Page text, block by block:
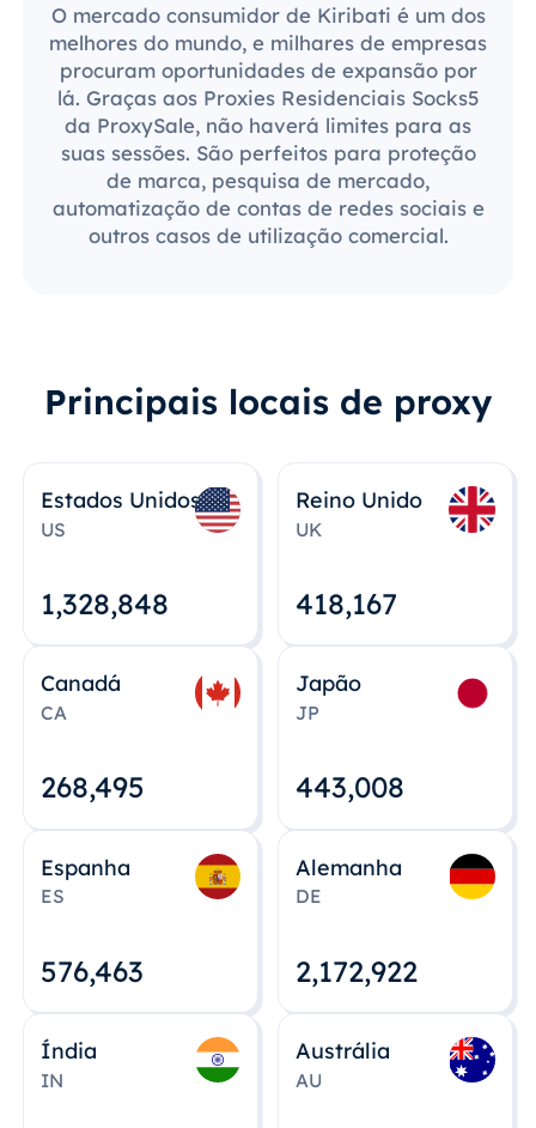
O mercado consumidor de Kiribati é um dos
melhores do mundo, e milhares de empresas
procuram oportunidades de expansão por
lá. Graças aos Proxies Residenciais Socks5
da ProxySale, não haverá limites para as
suas sessões. São perfeitos para proteção
de marca, pesquisa de mercado,
automatização de contas de redes sociais e
outros casos de utilização comercial.
Principais locais de proxy
Estados Unidos
US
1,328,848
Reino Unido
UK
418,167
Canadá
CA
268,495
Japão
JP
443,008
Espanha
ES
576,463
Alemanha
DE
2,172,922
Índia
IN
Austrália
AU